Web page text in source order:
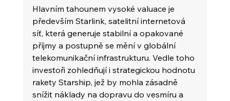
Hlavním tahounem vysoké valuace je
především Starlink, satelitní internetová
síť, která generuje stabilní a opakované
příjmy a postupně se mění v globální
telekomunikační infrastrukturu. Vedle toho
investoři zohledňují i strategickou hodnotu
rakety Starship, jež by mohla zásadně
snížit náklady na dopravu do vesmíru a